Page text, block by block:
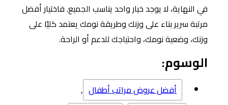
في النهاية، لا يوجد خيار واحد يناسب الجميع. فاختيار أفضل
مرتبة سرير بناء على وزنك وطريقة نومك يعتمد كليًا على
وزنك، وضعية نومك، واحتياجك للدعم أو الراحة.
الوسوم:
أفضل عروض مراتب أطفال ,